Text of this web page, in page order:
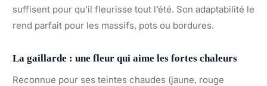
suffisent pour qu’il fleurisse tout l’été. Son adaptabilité le
rend parfait pour les massifs, pots ou bordures.
La gaillarde : une fleur qui aime les fortes chaleurs
Reconnue pour ses teintes chaudes (jaune, rouge